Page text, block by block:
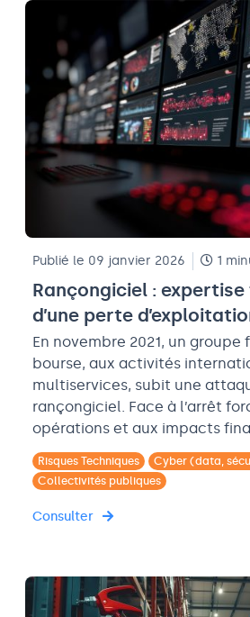
Publié le 09 janvier 2026 1
Rançongiciel :
d’une perte
En novembre 2021, un
bourse, aux activités
multiservices, subit une
rançongiciel. Face à l’arrêt
opérations et aux impacts
Risques Techniques
Cyber (data,
Collectivités publiques
Consulter